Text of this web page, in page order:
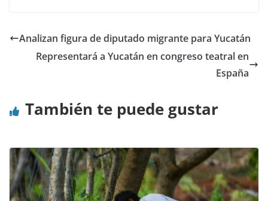
Analizan figura de diputado migrante para Yucatán
Representará a Yucatán en congreso teatral en
España
También te puede gustar